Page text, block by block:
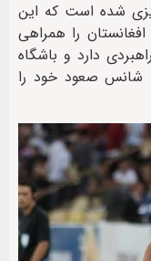
شده است که این
را همراهی
دارد و باشگاه
شانس صعود خود را